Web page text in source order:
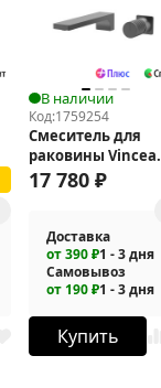
В наличии
Код:1759254
Смеситель для
раковины Vincea
Domus VBFW-
17 780 ₽
Доставка
от 390 ₽1 - 3 дня
Самовывоз
от 190 ₽1 - 3 дня
Купить